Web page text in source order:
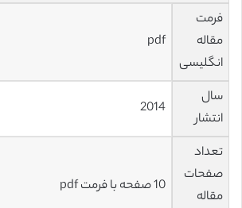
فرمت
مقاله
انگلیسی
pdf
سال
انتشار
2014
تعداد
صفحات
مقاله
10 صفحه با فرمت pdf